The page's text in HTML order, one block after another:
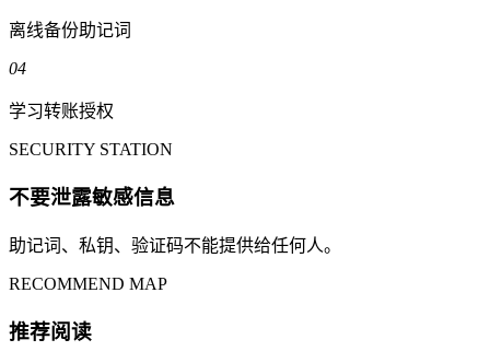
离线备份助记词
04
学习转账授权
SECURITY STATION
不要泄露敏感信息
助记词、私钥、验证码不能提供给任何人。
RECOMMEND MAP
推荐阅读